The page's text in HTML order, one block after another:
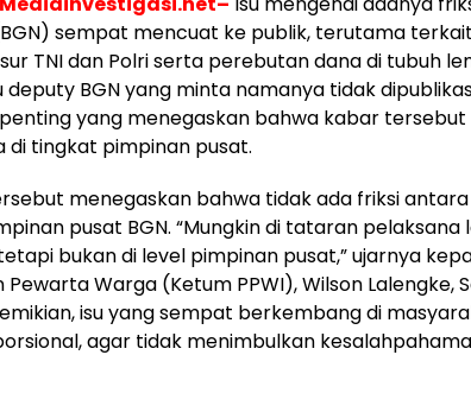
sempat mencuat ke publik, terutama
TNI dan Polri serta perebutan dana di tubuh
deputy BGN yang minta namanya tidak
yang menegaskan bahwa kabar
di tingkat pimpinan pusat.
menegaskan bahwa tidak ada friksi antara
pusat BGN. “Mungkin di tataran
bukan di level pimpinan pusat,” ujarnya
Pewarta Warga (Ketum PPWI), Wilson Lalengke,
isu yang sempat berkembang di
agar tidak menimbulkan